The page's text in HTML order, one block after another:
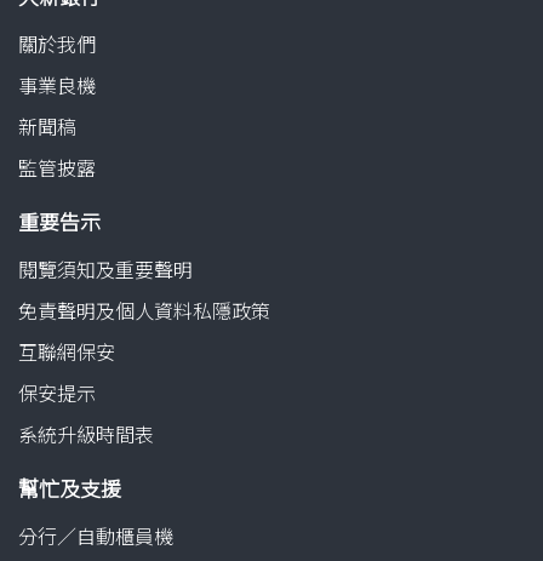
關於我們
事業良機
新聞稿
監管披露
重要告示
閱覽須知及重要聲明
免責聲明及個人資料私隱政策
互聯網保安
保安提示
系統升級時間表
幫忙及支援
分行／自動櫃員機